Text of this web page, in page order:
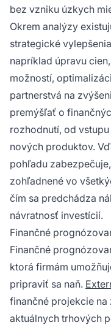
bez vzniku úzkych
Okrem analýzy
strategické
napríklad úpravu
možností,
partnerstvá na
premýšľať o
rozhodnutí, od
nových produktov.
pohľadu
zohľadnené vo
čím sa predchádza
návratnosť investícií.
Finančné
Finančné
ktorá firmám
pripraviť sa naň.
finančné projekcie
aktuálnych trhových